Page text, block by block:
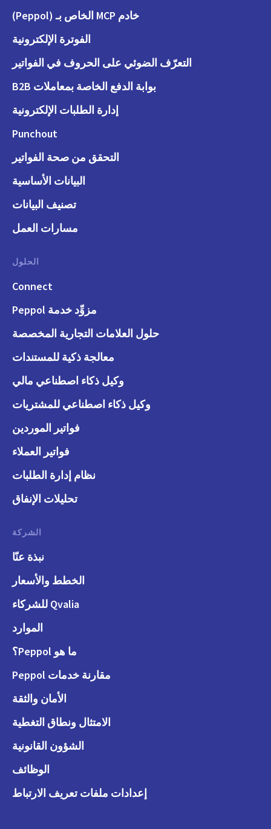
خادم MCP الخاص بـ (Peppol)
الفوترة الإلكترونية
التعرّف الضوئي على الحروف في الفواتير
بوابة الدفع الخاصة بمعاملات B2B
إدارة الطلبات الإلكترونية
Punchout
التحقق من صحة الفواتير
البيانات الأساسية
تصنيف البيانات
مسارات العمل
الحلول
Connect
مزوِّد خدمة Peppol
حلول العلامات التجارية المخصصة
معالجة ذكية للمستندات
وكيل ذكاء اصطناعي مالي
وكيل ذكاء اصطناعي للمشتريات
فواتير الموردين
فواتير العملاء
نظام إدارة الطلبات
تحليلات الإنفاق
الشركة
نبذة عنّا
الخطط والأسعار
Qvalia للشركاء
الموارد
ما هو Peppol؟
مقارنة خدمات Peppol
الأمان والثقة
الامتثال ونطاق التغطية
الشؤون القانونية
الوظائف
إعدادات ملفات تعريف الارتباط